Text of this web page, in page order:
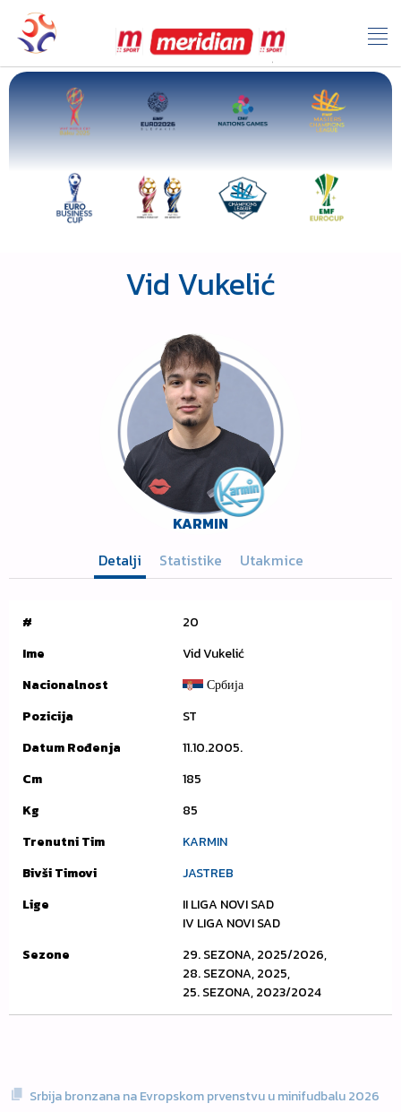
Vid Vukelić
KARMIN
Detalji
Statistike Utakmice
#
20
Ime
Vid Vukelić
Nacionalnost
Србија
Pozicija
ST
Datum Rođenja
11.10.2005.
Cm
185
Kg
85
Trenutni Tim
KARMIN
Bivši Timovi
JASTREB
Lige
II LIGA NOVI SAD
IV LIGA NOVI SAD
Sezone
29. SEZONA, 2025/2026,
28. SEZONA, 2025,
25. SEZONA, 2023/2024
Srbija bronzana na Evropskom prvenstvu u minifudbalu 2026